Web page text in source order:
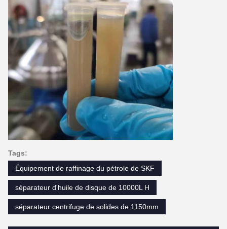
Tags:
Équipement de raffinage du pétrole de SKF
séparateur d'huile de disque de 10000L H
séparateur centrifuge de solides de 1150mm